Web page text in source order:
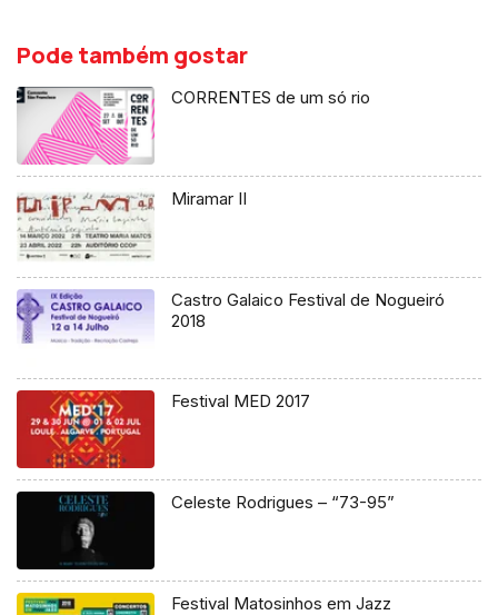
Pode também gostar
CORRENTES de um só rio
Miramar II
Castro Galaico Festival de Nogueiró
2018
Festival MED 2017
Celeste Rodrigues – “73-95”
Festival Matosinhos em Jazz